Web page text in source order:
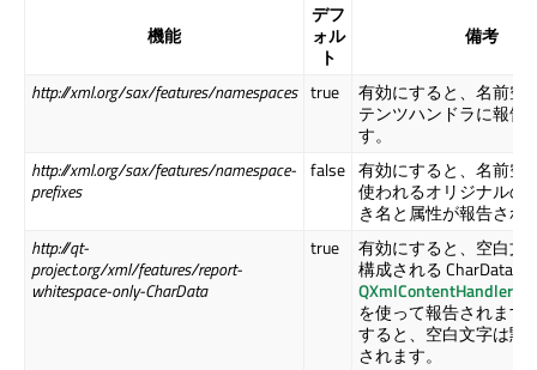
機能
デフ
ォル
ト
備考
http://xml.org/sax/features/namespaces true
有効にすると、名前空
テンツハンドラに報告
す。
http://xml.org/sax/features/namespace-
prefixes
false 有効にすると、名前空
使われるオリジナルの
き名と属性が報告され
http://qt-
project.org/xml/features/report-
whitespace-only-CharData
true
有効にすると、空白文
構成される CharData は
を使って報告されます
すると、空白文字は黙
されます。